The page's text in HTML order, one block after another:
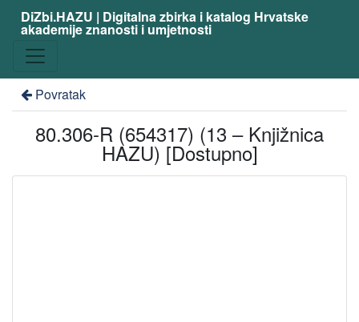
DiZbi.HAZU | Digitalna zbirka i katalog Hrvatske
akademije znanosti i umjetnosti
Povratak
80.306-R (654317) (13 – Knjižnica
HAZU) [Dostupno]